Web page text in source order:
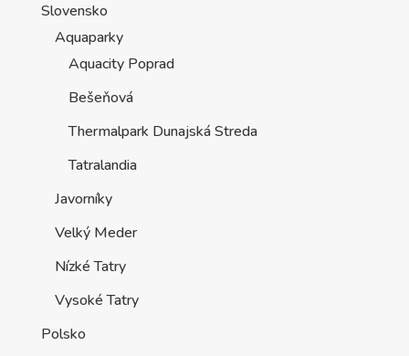
Slovensko
Aquaparky
Aquacity Poprad
Bešeňová
Thermalpark Dunajská Streda
Tatralandia
Javorníky
Velký Meder
Nízké Tatry
Vysoké Tatry
Polsko